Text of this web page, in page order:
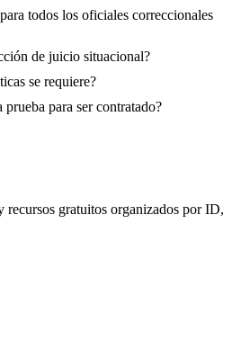
todos los oficiales correccionales
de juicio situacional?
se requiere?
prueba para ser contratado?
recursos gratuitos organizados por ID,